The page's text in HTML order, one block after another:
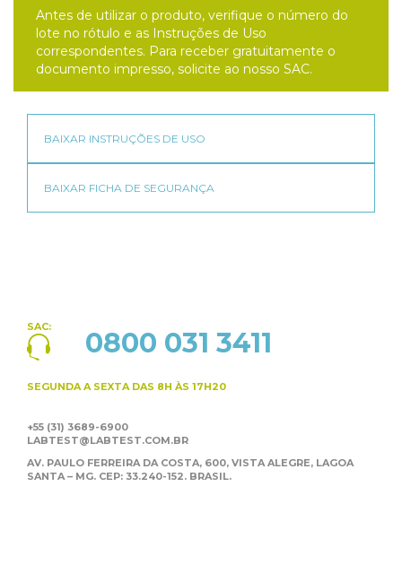
Antes de utilizar o produto, verifique o número do
lote no rótulo e as Instruções de Uso
correspondentes. Para receber gratuitamente o
documento impresso, solicite ao nosso SAC.
SAC: 0800 031 3411
SEGUNDA A SEXTA DAS 8H ÀS 17H20
+55 (31) 3689-6900
LABTEST@LABTEST.COM.BR
AV. PAULO FERREIRA DA COSTA, 600, VISTA ALEGRE, LAGOA
SANTA – MG. CEP: 33.240-152. BRASIL.